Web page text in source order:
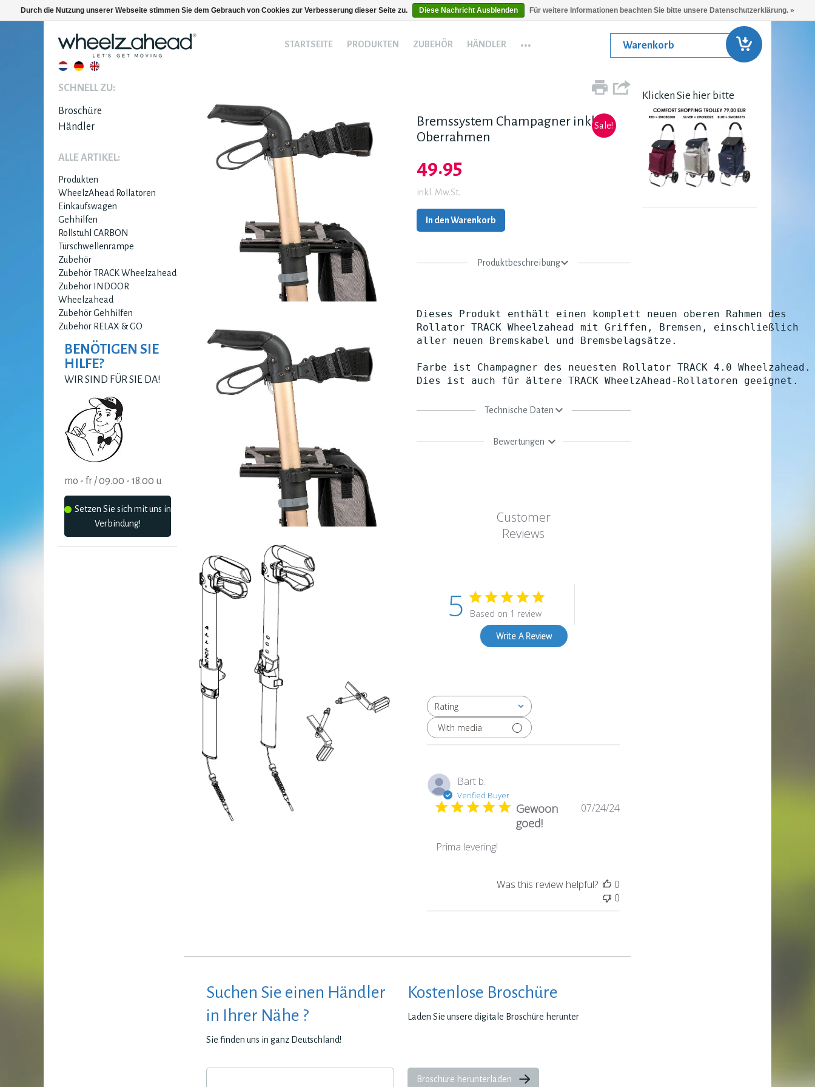
STARTSEITE PRODUKTEN ZUBEHÖR HÄNDLER ... Warenkorb
SCHNELL ZU:
Broschüre
Händler
ALLE ARTIKEL:
Produkten
WheelzAhead Rollatoren
Einkaufswagen
Gehhilfen
Rollstuhl CARBON
Türschwellenrampe
Zubehör
Zubehör TRACK Wheelzahead
Zubehör INDOOR
Wheelzahead
Zubehör Gehhilfen
Zubehör RELAX & GO
BENÖTIGEN SIE
HILFE?
WIR SIND FÜR SIE DA!
mo - fr / 09.00 - 18.00 u
Setzen Sie sich mit uns in
Verbindung!
Sale!
Bremssystem Champagner inkl.
Oberrahmen
49.95
inkl. Mw.St.
In den Warenkorb
Produktbeschreibung
Dieses Produkt enthält einen komplett neuen oberen Rahmen des
Rollator TRACK Wheelzahead mit Griffen, Bremsen, einschließlich
aller neuen Bremskabel und Bremsbelagsätze.
Farbe ist Champagner des neuesten Rollator TRACK 4.0 Wheelzahead.
Dies ist auch für ältere TRACK WheelzAhead-Rollatoren geeignet.
Technische Daten
Bewertungen
Customer
Reviews
5
Based on 1 review
Write A Review
Rating
All ratings
With media
Bart b.
Verified Buyer
Gewoon
goed!
Prima levering!
Published
07/24/24
Was this review helpful?
0
0
Suchen Sie einen Händler
in Ihrer Nähe ?
Sie finden uns in ganz Deutschland!
Kostenlose Broschüre
Laden Sie unsere digitale Broschüre herunter
Broschüre herunterladen
Klicken Sie hier bitte
Durch die Nutzung unserer Webseite stimmen Sie dem Gebrauch von Cookies zur Verbesserung dieser Seite zu. Diese Nachricht Ausblenden Für weitere Informationen beachten Sie bitte unsere Datenschutzerklärung. »